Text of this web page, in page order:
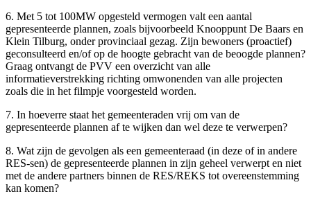
6. Met 5 tot 100MW opgesteld vermogen valt een aantal
gepresenteerde plannen, zoals bijvoorbeeld Knooppunt De Baars en
Klein Tilburg, onder provinciaal gezag. Zijn bewoners (proactief)
geconsulteerd en/of op de hoogte gebracht van de beoogde plannen?
Graag ontvangt de PVV een overzicht van alle
informatieverstrekking richting omwonenden van alle projecten
zoals die in het filmpje voorgesteld worden.
7. In hoeverre staat het gemeenteraden vrij om van de
gepresenteerde plannen af te wijken dan wel deze te verwerpen?
8. Wat zijn de gevolgen als een gemeenteraad (in deze of in andere
RES-sen) de gepresenteerde plannen in zijn geheel verwerpt en niet
met de andere partners binnen de RES/REKS tot overeenstemming
kan komen?